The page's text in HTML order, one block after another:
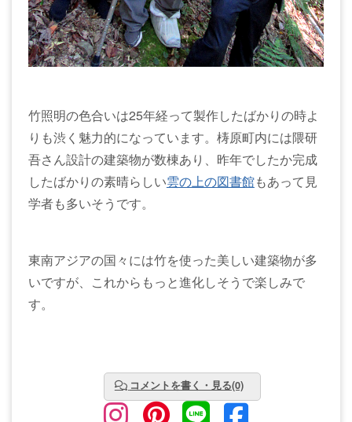
竹照明の色合いは25年経って製作したばかりの時よ
りも渋く魅力的になっています。梼原町内には隈研
吾さん設計の建築物が数棟あり、昨年でしたか完成
したばかりの素晴らしい雲の上の図書館もあって見
学者も多いそうです。
東南アジアの国々には竹を使った美しい建築物が多
いですが、これからもっと進化しそうで楽しみで
す。
コメントを書く・見る(0)